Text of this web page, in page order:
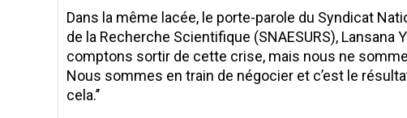
Dans la même lacée, le porte-parole du Syndicat
de la Recherche Scientifique (SNAESURS), Lansana
comptons sortir de cette crise, mais nous ne
Nous sommes en train de négocier et c’est le
cela.’’